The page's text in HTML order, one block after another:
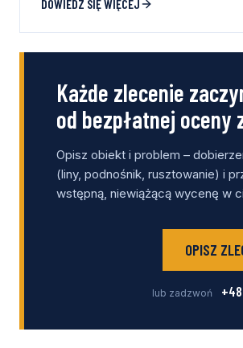
DOWIEDZ SIĘ WIĘCEJ
Każde zlecenie
od bezpłatnej oceny
Opisz obiekt i problem –
(liny, podnośnik, rusztowanie) i
wstępną, niewiążącą wycenę w
OPISZ
lub zadzwoń